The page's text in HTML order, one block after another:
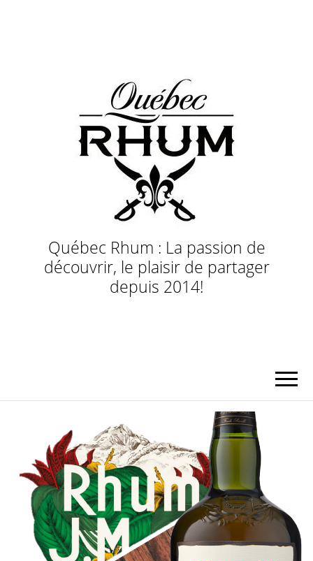
Québec Rhum : La passion de
découvrir, le plaisir de partager
depuis 2014!